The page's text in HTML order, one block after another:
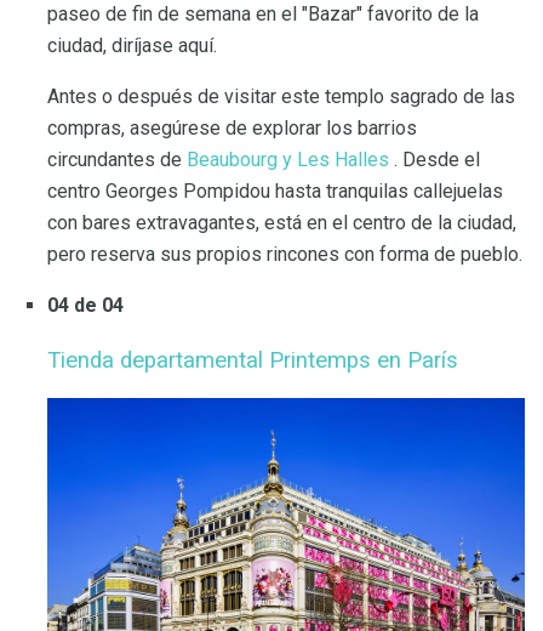
paseo de fin de semana en el "Bazar" favorito de la
ciudad, diríjase aquí.
Antes o después de visitar este templo sagrado de las
compras, asegúrese de explorar los barrios
circundantes de Beaubourg y Les Halles . Desde el
centro Georges Pompidou hasta tranquilas callejuelas
con bares extravagantes, está en el centro de la ciudad,
pero reserva sus propios rincones con forma de pueblo.
04 de 04
Tienda departamental Printemps en París